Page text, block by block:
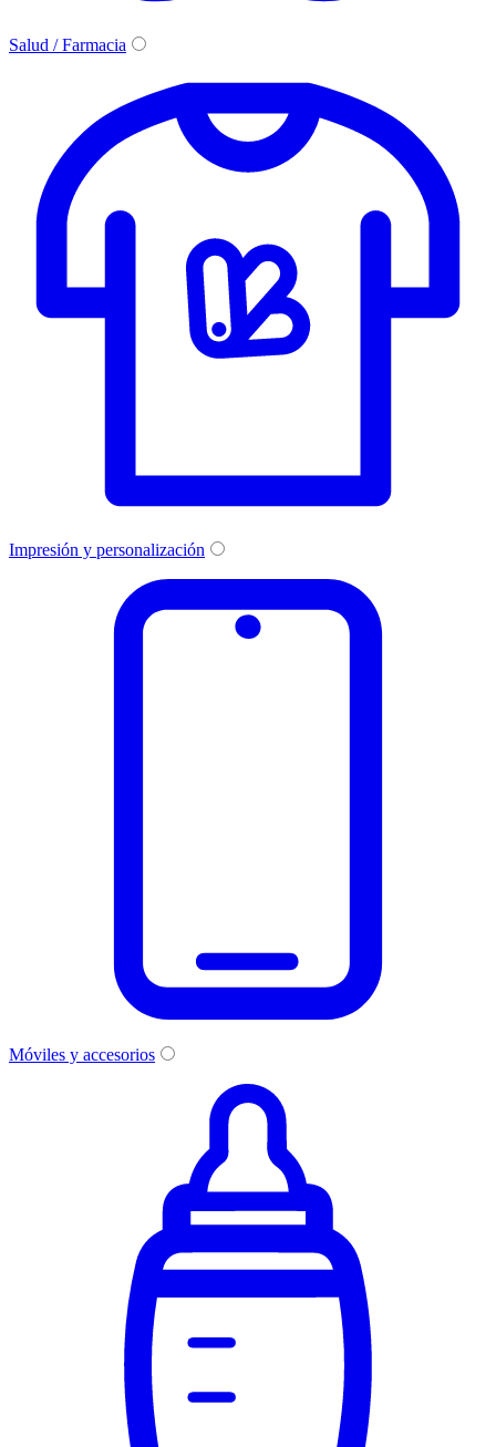
Salud / Farmacia
Impresión y personalización
Móviles y accesorios